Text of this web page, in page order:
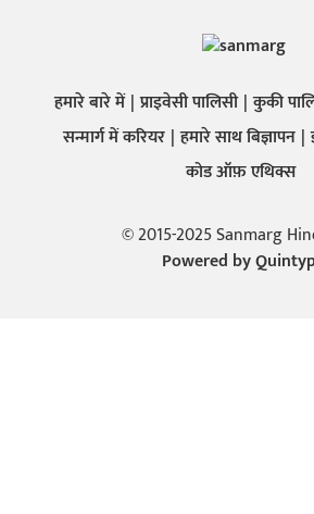
हमारे बारे में प्राइवेसी पालिसी कुकी
सन्मार्ग में करियर हमारे साथ बिज्ञापन
कोड ऑफ़ एथिक्स
© 2015-2025 Sanmarg
Powered by